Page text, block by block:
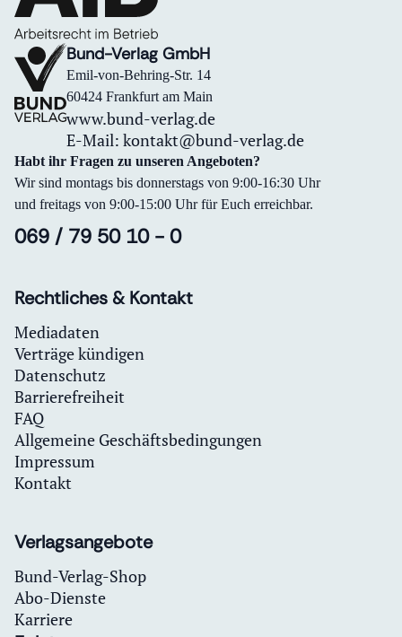
Bund-Verlag GmbH
Emil-von-Behring-Str. 14
60424 Frankfurt am Main
www.bund-verlag.de
E-Mail: kontakt@bund-verlag.de
Habt ihr Fragen zu unseren Angeboten?
Wir sind montags bis donnerstags von 9:00-16:30 Uhr
und freitags von 9:00-15:00 Uhr für Euch erreichbar.
069 / 79 50 10 - 0
Rechtliches & Kontakt
Mediadaten
Verträge kündigen
Datenschutz
Barrierefreiheit
FAQ
Allgemeine Geschäftsbedingungen
Impressum
Kontakt
Verlagsangebote
Bund-Verlag-Shop
Abo-Dienste
Karriere